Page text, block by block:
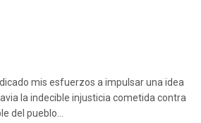
mis esfuerzos a impulsar una idea
la indecible injusticia cometida contra
del pueblo...